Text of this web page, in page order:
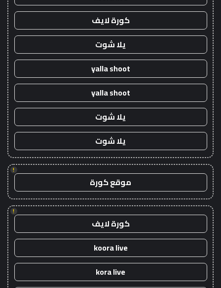
كورة لايف
يلا شوت
yalla shoot
yalla shoot
يلا شوت
يلا شوت
!
موقع كورة
!
كورة لايف
koora live
kora live